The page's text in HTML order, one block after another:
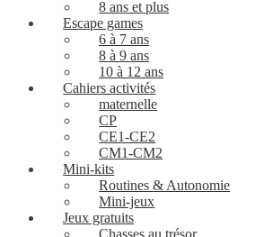
8 ans et plus
Escape games
6 à 7 ans
8 à 9 ans
10 à 12 ans
Cahiers activités
maternelle
CP
CE1-CE2
CM1-CM2
Mini-kits
Routines & Autonomie
Mini-jeux
Jeux gratuits
Chasses au trésor